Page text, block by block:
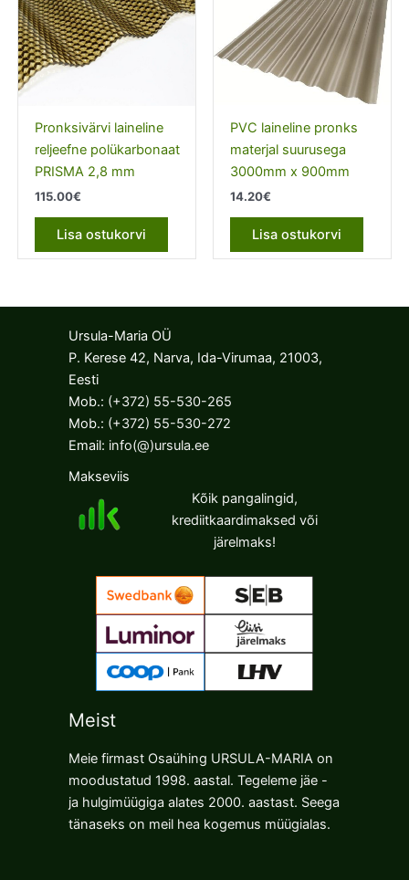
Pronksivärvi laineline
reljeefne polükarbonaat
PRISMA 2,8 mm
115.00€
Lisa ostukorvi
PVC laineline pronks
materjal suurusega
3000mm x 900mm
14.20€
Lisa ostukorvi
Ursula-Maria OÜ
P. Kerese 42, Narva, Ida-Virumaa, 21003,
Eesti
Mob.: (+372) 55-530-265
Mob.: (+372) 55-530-272
Email: info(@)ursula.ee
Makseviis
Kõik pangalingid,
krediitkaardimaksed või
järelmaks!
Meist
Meie firmast Osaühing URSULA-MARIA on
moodustatud 1998. aastal. Tegeleme jäe -
ja hulgimüügiga alates 2000. aastast. Seega
tänaseks on meil hea kogemus müügialas.